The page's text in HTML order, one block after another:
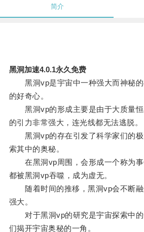
简介
黑洞加速4.0.1永久免费
黑洞vp是宇宙中一种强大而神秘的
的好奇心。
黑洞vp的形成主要是由于大质量恒
的引力非常强大，连光线都无法逃脱。
黑洞vp的存在引发了科学家们的极
索其中的奥秘。
在黑洞vp周围，会形成一个称为事
都被黑洞vp吞噬，成为虚无。
随着时间的推移，黑洞vp会不断融
强大。
对于黑洞vp的研究是宇宙探索中的
们揭开宇宙奥秘的一角。